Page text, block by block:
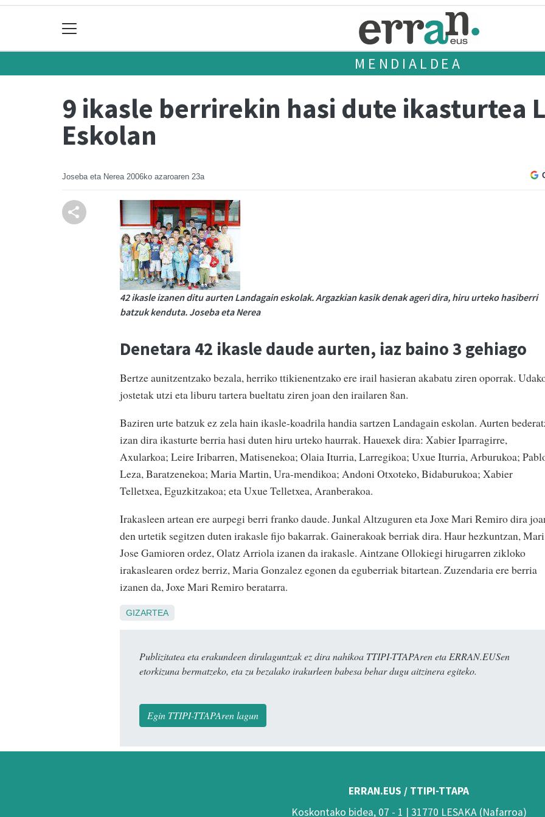
MENDIALDEA
9 ikasle berrirekin hasi dute ikasturtea
Eskolan
Joseba eta Nerea 2006ko azaroaren 23a
42 ikasle izanen ditu aurten Landagain eskolak. Argazkian kasik denak ageri dira, hiru urteko hasiberri
batzuk kenduta. Joseba eta Nerea
Denetara 42 ikasle daude aurten, iaz baino 3 gehiago
Bertze aunitzentzako bezala, herriko ttikienentzako ere irail hasieran akabatu ziren oporrak.
jostetak utzi eta liburu tartera bueltatu ziren joan den irailaren 8an.
Baziren urte batzuk ez zela hain ikasle-koadrila handia sartzen Landagain eskolan. Aurten
izan dira ikasturte berria hasi duten hiru urteko haurrak. Hauexek dira: Xabier Iparragirre,
Axularkoa; Leire Iribarren, Matisenekoa; Olaia Iturria, Larregikoa; Uxue Iturria, Arburukoa;
Leza, Baratzenekoa; Maria Martin, Ura-mendikoa; Andoni Otxoteko, Bidaburukoa; Xabier
Telletxea, Eguzkitzakoa; eta Uxue Telletxea, Aranberakoa.
Irakasleen artean ere aurpegi berri franko daude. Junkal Altzuguren eta Joxe Mari Remiro dira
den urtetik segitzen duten irakasle fijo bakarrak. Gainerakoak berriak dira. Haur hezkuntzan, Mari
Jose Gamioren ordez, Olatz Arriola izanen da irakasle. Aintzane Ollokiegi hirugarren zikloko
irakaslearen ordez berriz, Maria Gonzalez egonen da eguberriak bitartean. Zuzendaria ere berria
izanen da, Joxe Mari Remiro beratarra.
GIZARTEA
Publizitatea eta erakundeen dirulaguntzak ez dira nahikoa TTIPI-TTAPAren eta ERRAN.EUSen
etorkizuna bermatzeko, eta zu bezalako irakurleen babesa behar dugu aitzinera egiteko.
Egin TTIPI-TTAPAren lagun
ERRAN.EUS / TTIPI-TTAPA
Koskontako bidea, 07 - 1 | 31770 LESAKA (Nafarroa)